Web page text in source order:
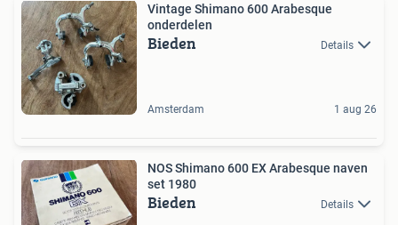
Vintage Shimano 600 Arabesque
onderdelen
Bieden Details
Amsterdam 1 aug 26
NOS Shimano 600 EX Arabesque naven
set 1980
Bieden Details